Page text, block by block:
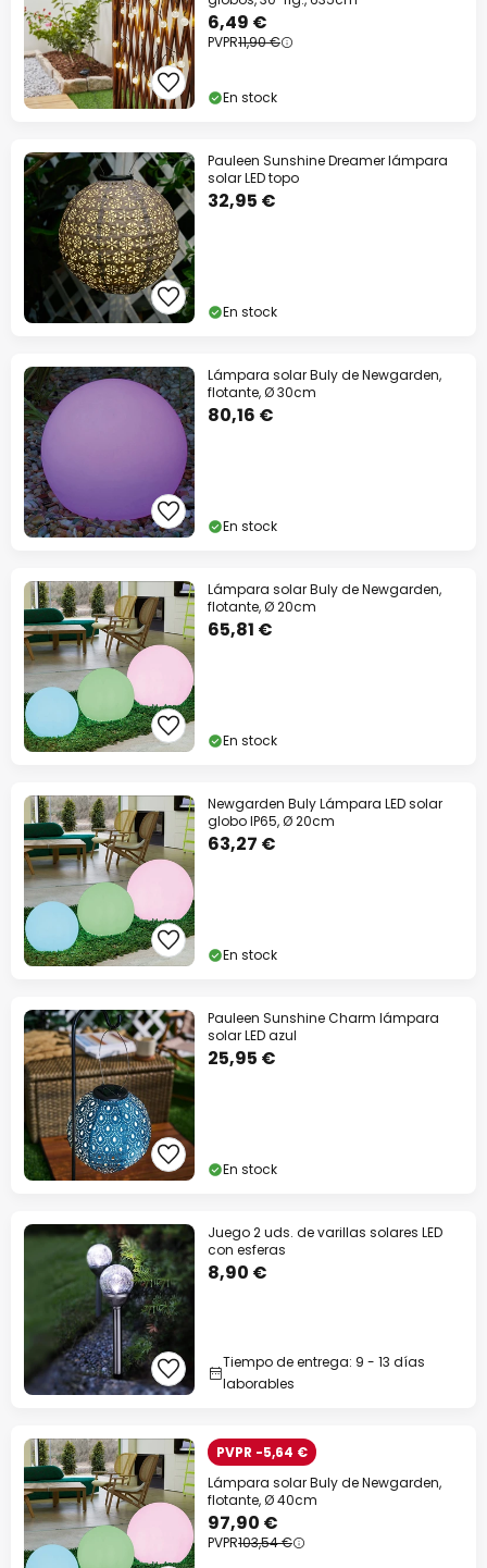
6,49 €
PVPR11,90 €
En stock
Pauleen Sunshine Dreamer lámpara
solar LED topo
32,95 €
En stock
Lámpara solar Buly de Newgarden,
flotante, Ø 30cm
80,16 €
En stock
Lámpara solar Buly de Newgarden,
flotante, Ø 20cm
65,81 €
En stock
Newgarden Buly Lámpara LED solar
globo IP65, Ø 20cm
63,27 €
En stock
Pauleen Sunshine Charm lámpara
solar LED azul
25,95 €
En stock
Juego 2 uds. de varillas solares LED
con esferas
8,90 €
Tiempo de entrega: 9 - 13 días
laborables
PVPR -5,64 €
Lámpara solar Buly de Newgarden,
flotante, Ø 40cm
97,90 €
PVPR103,54 €